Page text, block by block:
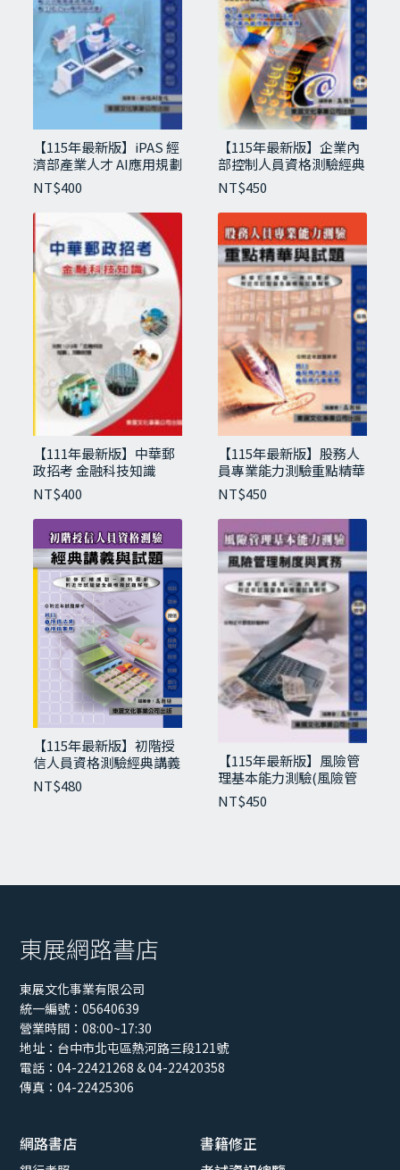
-目錄-
第一章 永續基本概念
第二章 永續資訊揭露
第三章 永續風險管理與治理
第四章 永續金融
★全真模擬試題
★歷屆考題
相關商品
【115年最新版】高齡金融規劃顧問師資格測
驗經典講義與試題
480
【115年最新版】債權委外催收人員專業能力
NT$420
【115年最新版】iPAS 經
濟部產業人才 AI應用規劃
師(初級)
NT$400
【115年最新版】企業內
部控制人員資格測驗經典
講義與試題
NT$450
【111年最新版】中華郵
政招考 金融科技知識
NT$400
【115年最新版】股務人
員專業能力測驗重點精華
與試題
NT$450
【115年最新版】初階授
信人員資格測驗經典講義
與試題
NT$480
【115年最新版】風險管
理基本能力測驗(風險管
理制度與實務)
NT$450
東展網路書店
東展文化事業有限公司
統一編號：05640639
營業時間：08:00~17:30
地址： 台中市北屯區熱河路三段121號
電話：04-22421268 & 04-22420358
傳真：04-22425306
網路書店
書籍修正